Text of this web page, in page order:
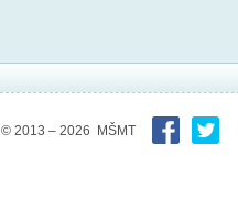
© 2013 – 2026 MŠMT